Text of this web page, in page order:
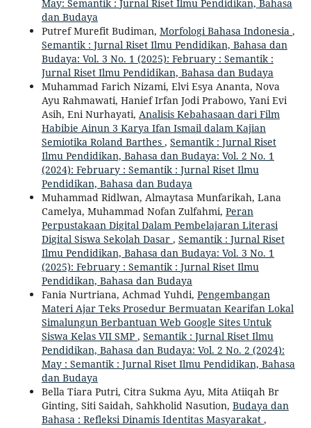
May: Semantik : Jurnal Riset Ilmu Pendidikan, Bahasa
dan Budaya
Putref Murefit Budiman, Morfologi Bahasa Indonesia ,
Semantik : Jurnal Riset Ilmu Pendidikan, Bahasa dan
Budaya: Vol. 3 No. 1 (2025): February : Semantik :
Jurnal Riset Ilmu Pendidikan, Bahasa dan Budaya
Muhammad Farich Nizami, Elvi Esya Ananta, Nova
Ayu Rahmawati, Hanief Irfan Jodi Prabowo, Yani Evi
Asih, Eni Nurhayati, Analisis Kebahasaan dari Film
Habibie Ainun 3 Karya Ifan Ismail dalam Kajian
Semiotika Roland Barthes , Semantik : Jurnal Riset
Ilmu Pendidikan, Bahasa dan Budaya: Vol. 2 No. 1
(2024): February : Semantik : Jurnal Riset Ilmu
Pendidikan, Bahasa dan Budaya
Muhammad Ridlwan, Almaytasa Munfarikah, Lana
Camelya, Muhammad Nofan Zulfahmi, Peran
Perpustakaan Digital Dalam Pembelajaran Literasi
Digital Siswa Sekolah Dasar , Semantik : Jurnal Riset
Ilmu Pendidikan, Bahasa dan Budaya: Vol. 3 No. 1
(2025): February : Semantik : Jurnal Riset Ilmu
Pendidikan, Bahasa dan Budaya
Fania Nurtriana, Achmad Yuhdi, Pengembangan
Materi Ajar Teks Prosedur Bermuatan Kearifan Lokal
Simalungun Berbantuan Web Google Sites Untuk
Siswa Kelas VII SMP , Semantik : Jurnal Riset Ilmu
Pendidikan, Bahasa dan Budaya: Vol. 2 No. 2 (2024):
May : Semantik : Jurnal Riset Ilmu Pendidikan, Bahasa
dan Budaya
Bella Tiara Putri, Citra Sukma Ayu, Mita Atiiqah Br
Ginting, Siti Saidah, Sahkholid Nasution, Budaya dan
Bahasa : Refleksi Dinamis Identitas Masyarakat ,